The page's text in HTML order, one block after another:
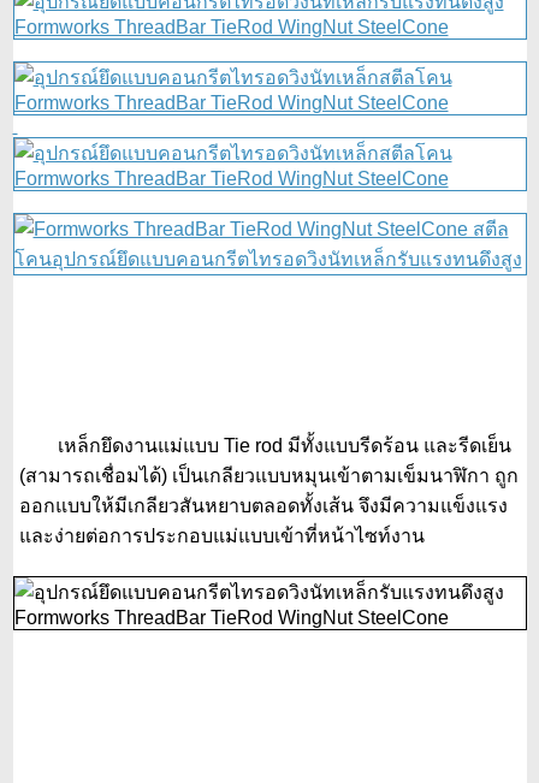
เหล็กยึดงานแม่แบบ Tie rod มีทั้งแบบรีดร้อน และรีดเย็น
(สามารถเชื่อมได้) เป็นเกลียวแบบหมุนเข้าตามเข็มนาฬิกา ถูก
ออกแบบให้มีเกลียวสันหยาบตลอดทั้งเส้น จึงมีความแข็งแรง
และง่ายต่อการประกอบแม่แบบเข้าที่หน้าไซท์งาน